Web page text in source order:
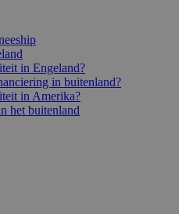
in Engeland?
in buitenland?
in Amerika?
het buitenland